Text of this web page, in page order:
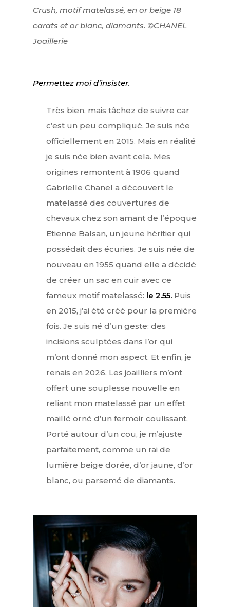
Crush, motif matelassé, en or beige 18
carats et or blanc, diamants. ©CHANEL
Joaillerie
Permettez moi d’insister.
Très bien, mais tâchez de suivre car
c’est un peu compliqué. Je suis née
officiellement en 2015. Mais en réalité
je suis née bien avant cela. Mes
origines remontent à 1906 quand
Gabrielle Chanel a découvert le
matelassé des couvertures de
chevaux chez son amant de l’époque
Etienne Balsan, un jeune héritier qui
possédait des écuries. Je suis née de
nouveau en 1955 quand elle a décidé
de créer un sac en cuir avec ce
fameux motif matelassé: le 2.55.Puis
en 2015, j’ai été créé pour la première
fois. Je suis né d’un geste: des
incisions sculptées dans l’or qui
m’ont donné mon aspect. Et enfin, je
renais en 2026. Les joailliers m’ont
offert une souplesse nouvelle en
reliant mon matelassé par un effet
maillé orné d’un fermoir coulissant.
Porté autour d’un cou, je m’ajuste
parfaitement, comme un rai de
lumière beige dorée, d’or jaune, d’or
blanc, ou parsemé de diamants.
Interviews
Mode
Horlogerie
Joaillerie